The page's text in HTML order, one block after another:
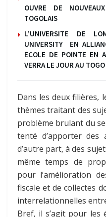
OUVRE DE
TOGOLAIS
L’UNIVERSITE DE
UNIVERSITY EN
ECOLE DE POINTE EN
VERRA LE JOUR AU TOGO
Dans les deux filières,
thèmes traitant des
problème brulant du
tenté d’apporter des
d’autre part, à des
même temps de
pour l’amélioration
fiscale et de collectes
interrelationnelles
Bref, il s’agit pour les